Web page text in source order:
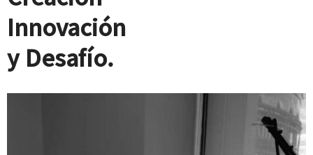
Innovación
y Desafío.